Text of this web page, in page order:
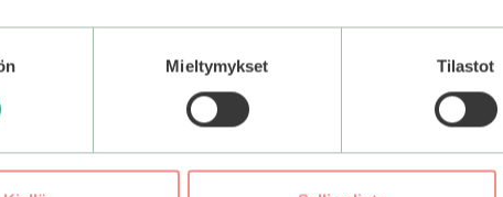
Mieltymykset Tilastot